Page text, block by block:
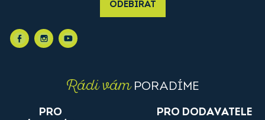
ODEBÍRAT
Rádi vámPORADÍME
PRO
PRO DODAVATELE